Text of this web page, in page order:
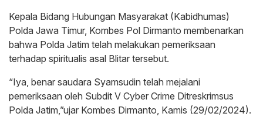
Kepala Bidang Hubungan Masyarakat (Kabidhumas)
Polda Jawa Timur, Kombes Pol Dirmanto membenarkan
bahwa Polda Jatim telah melakukan pemeriksaan
terhadap spiritualis asal Blitar tersebut.
“Iya, benar saudara Syamsudin telah mejalani
pemeriksaan oleh Subdit V Cyber Crime Ditreskrimsus
Polda Jatim,”ujar Kombes Dirmanto, Kamis (29/02/2024).